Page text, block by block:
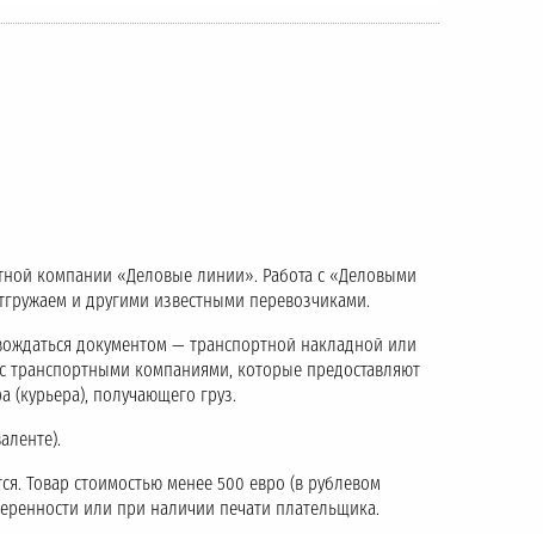
компании «Деловые линии». Работа с «Деловыми
и другими известными перевозчиками.
документом — транспортной накладной или
транспортными компаниями, которые предоставляют
(курьера), получающего груз.
Товар стоимостью менее 500 евро (в рублевом
или при наличии печати плательщика.